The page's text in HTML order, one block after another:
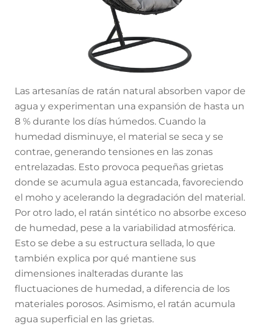
Las artesanías de ratán natural absorben vapor de
agua y experimentan una expansión de hasta un
8 % durante los días húmedos. Cuando la
humedad disminuye, el material se seca y se
contrae, generando tensiones en las zonas
entrelazadas. Esto provoca pequeñas grietas
donde se acumula agua estancada, favoreciendo
el moho y acelerando la degradación del material.
Por otro lado, el ratán sintético no absorbe exceso
de humedad, pese a la variabilidad atmosférica.
Esto se debe a su estructura sellada, lo que
también explica por qué mantiene sus
dimensiones inalteradas durante las
fluctuaciones de humedad, a diferencia de los
materiales porosos. Asimismo, el ratán acumula
agua superficial en las grietas.